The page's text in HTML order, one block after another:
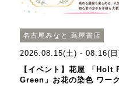
名古屋みなと 蔦屋書店
2026.08.15(土) - 08.16(
【イベント】花屋 「Holt
Green」お花の染色 ワー